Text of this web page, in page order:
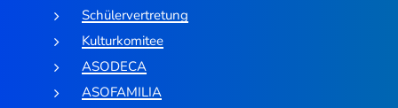
Schülervertretung
Kulturkomitee
ASODECA
ASOFAMILIA